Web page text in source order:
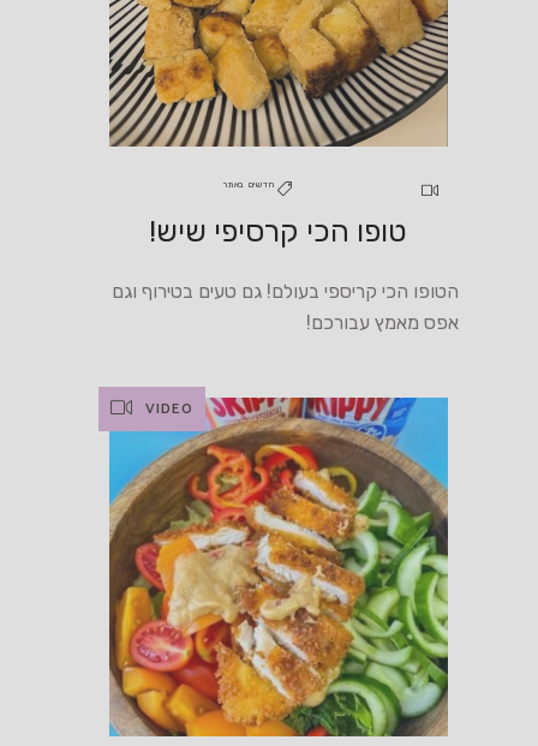
חדשים באתר
טופו הכי קרסיפי שיש!
הטופו הכי קריספי בעולם! גם טעים בטירוף וגם
אפס מאמץ עבורכם!
VIDEO